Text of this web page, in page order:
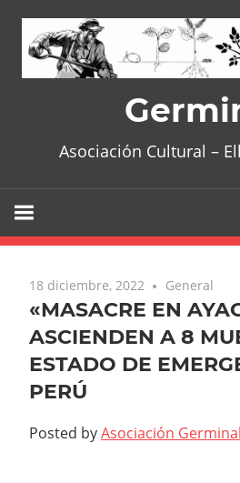
content
Asociación Cultural –
18 diciembre, 2022 General
«MASACRE EN
ASCIENDEN A 8
ESTADO DE
PERÚ
Posted byAsociación Germinal